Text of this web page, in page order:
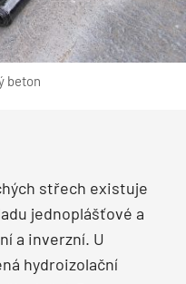
beton
střech existuje
jednoplášťové a
a inverzní. U
hydroizolační